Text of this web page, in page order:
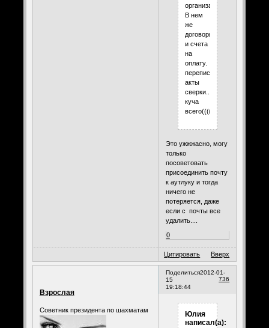
организаций.
В нем
же
договоры,
и счета
на
оплату.
переписка,
акты
сверки....
куча
всего(((((
Это ужжжасно, могу
только
посоветовать
присоединить почту
к аутлуку и тогда
ничего не
потеряется, даже
если с почты все
удалить....
0
Цитировать Вверх
Поделиться
736
2012-01-
15
19:18:44
Взрослая
Советник президента по шахматам
Юлия
написал(а):